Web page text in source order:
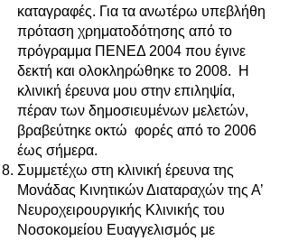
καταγραφές. Για τα ανωτέρω υπεβλήθη
πρόταση χρηματοδότησης από το
πρόγραμμα ΠΕΝΕΔ 2004 που έγινε
δεκτή και ολοκληρώθηκε το 2008. Η
κλινική έρευνα μου στην επιληψία,
πέραν των δημοσιευμένων μελετών,
βραβεύτηκε οκτώ φορές από το 2006
έως σήμερα.
Συμμετέχω στη κλινική έρευνα της
Μονάδας Κινητικών Διαταραχών της Α’
Νευροχειρουργικής Κλινικής του
Νοσοκομείου Ευαγγελισμός με